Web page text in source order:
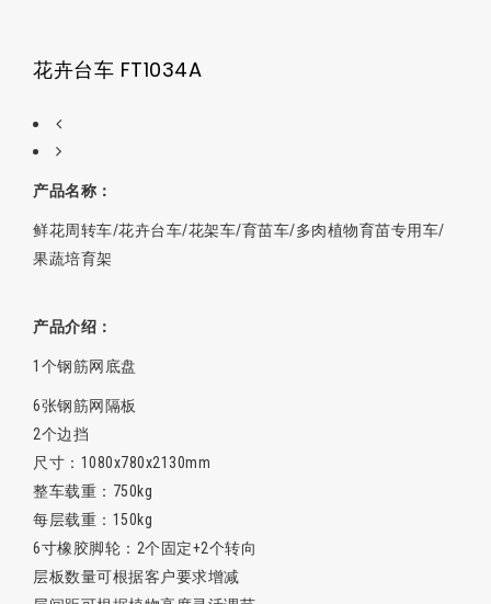
花卉台车 FT1034A
产品名称：
鲜花周转车/花卉台车/花架车/育苗车/多肉植物育苗专用车/
果蔬培育架
产品介绍：
1个钢筋网底盘
6张钢筋网隔板
2个边挡
尺寸：1080x780x2130mm
整车载重：750kg
每层载重：150kg
6寸橡胶脚轮：2个固定+2个转向
层板数量可根据客户要求增减